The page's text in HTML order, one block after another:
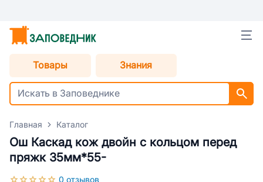
Товары Знания
Главная Каталог
Ош Каскад кож двойн с кольцом перед
пряжк 35мм*55-
0 отзывов